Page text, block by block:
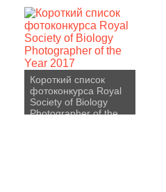
Короткий список
фотоконкурса Royal
Society of Biology
Photographer of the